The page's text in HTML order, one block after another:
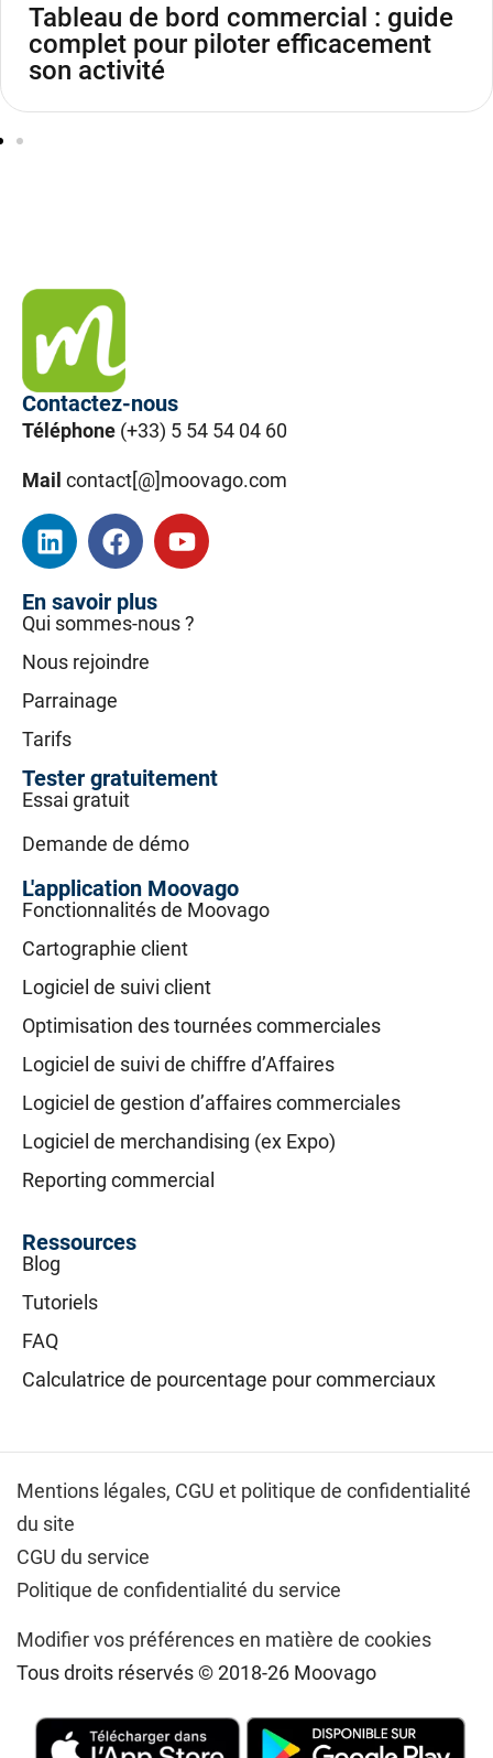
Tableau de bord commercial : guide
complet pour piloter efficacement
son activité
Contactez-nous
Téléphone (+33) 5 54 54 04 60
Mail contact[@]moovago.com
En savoir plus
Qui sommes-nous ?
Nous rejoindre
Parrainage
Tarifs
Tester gratuitement
Essai gratuit
Demande de démo
L'application Moovago
Fonctionnalités de Moovago
Cartographie client
Logiciel de suivi client
Optimisation des tournées commerciales
Logiciel de suivi de chiffre d’Affaires
Logiciel de gestion d’affaires commerciales
Logiciel de merchandising (ex Expo)
Reporting commercial
Ressources
Blog
Tutoriels
FAQ
Calculatrice de pourcentage pour commerciaux
Mentions légales, CGU et politique de confidentialité
du site
CGU du service
Politique de confidentialité du service
Modifier vos préférences en matière de cookies
Tous droits réservés © 2018-26 Moovago